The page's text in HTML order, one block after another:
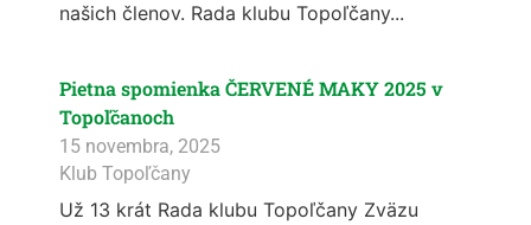
našich členov. Rada klubu Topoľčany...
Pietna spomienka ČERVENÉ MAKY 2025 v
Topoľčanoch
15 novembra, 2025
Klub Topoľčany
Už 13 krát Rada klubu Topoľčany Zväzu